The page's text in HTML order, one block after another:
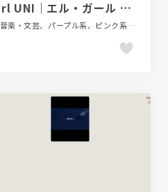
【ELLEgirl】ELLEgirl UNI｜エル・ガール ユニ｜エル・ガール オンライン
かわいい、デザイン・アート・音楽・文芸、パープル系、ピンク系、ファッション・ビューティー、ポップ、メディアサイト、動画が流れる、大きめ写真